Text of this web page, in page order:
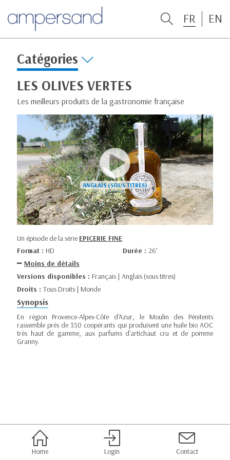
FR EN
Catégories
LES OLIVES VERTES
Les meilleurs produits de la gastronomie française
Un épisode de la série EPICERIE FINE
Format : HD Durée : 26’
Moins de détails
Versions disponibles : Français | Anglais (sous titres)
Droits : Tous Droits | Monde
Synopsis
En région Provence-Alpes-Côte d'Azur, le Moulin des Pénitents
rassemble près de 350 coopérants qui produisent une huile bio AOC
très haut de gamme, aux parfums d'artichaut cru et de pomme
Granny.
Home Login Contact